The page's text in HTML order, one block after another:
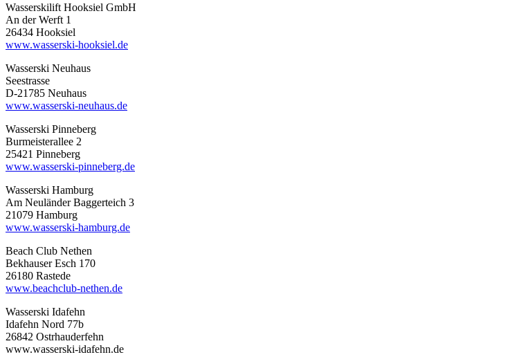
Wasserskilift Hooksiel GmbH
An der Werft 1
26434 Hooksiel
www.wasserski-hooksiel.de
Wasserski Neuhaus
Seestrasse
D-21785 Neuhaus
www.wasserski-neuhaus.de
Wasserski Pinneberg
Burmeisterallee 2
25421 Pinneberg
www.wasserski-pinneberg.de
Wasserski Hamburg
Am Neuländer Baggerteich 3
21079 Hamburg
www.wasserski-hamburg.de
Beach Club Nethen
Bekhauser Esch 170
26180 Rastede
www.beachclub-nethen.de
Wasserski Idafehn
Idafehn Nord 77b
26842 Ostrhauderfehn
www.wasserski-idafehn.de